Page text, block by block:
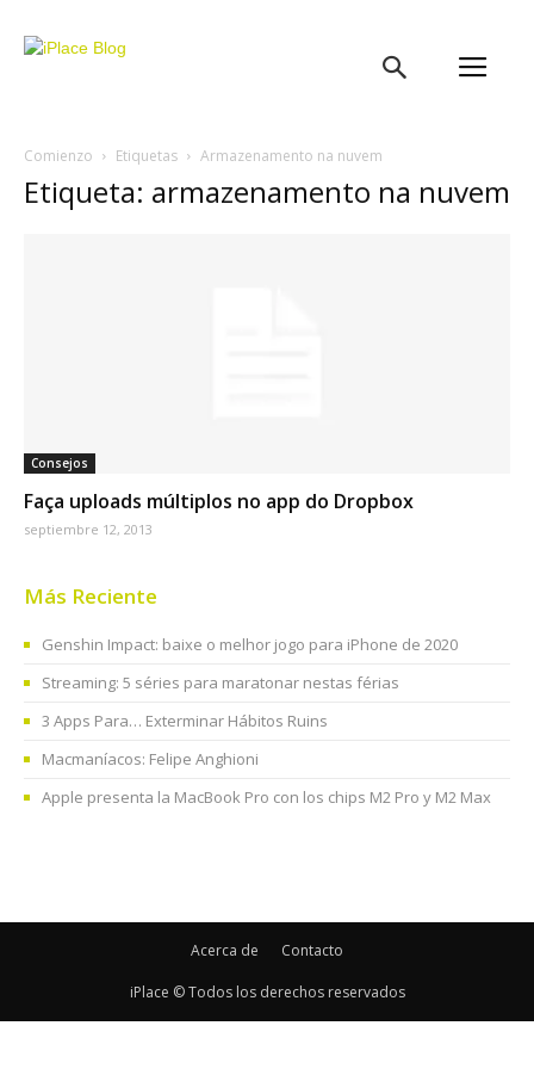
Comienzo Etiquetas Armazenamento na nuvem
Etiqueta: armazenamento na nuvem
Consejos
Faça uploads múltiplos no app do Dropbox
septiembre 12, 2013
Más Reciente
Genshin Impact: baixe o melhor jogo para iPhone de 2020
Streaming: 5 séries para maratonar nestas férias
3 Apps Para… Exterminar Hábitos Ruins
Macmaníacos: Felipe Anghioni
Apple presenta la MacBook Pro con los chips M2 Pro y M2 Max
Acerca de Contacto
iPlace © Todos los derechos reservados